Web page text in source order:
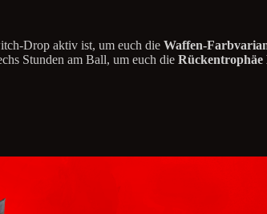
Drop aktiv ist, um euch die Waffen-
Stunden am Ball, um euch die